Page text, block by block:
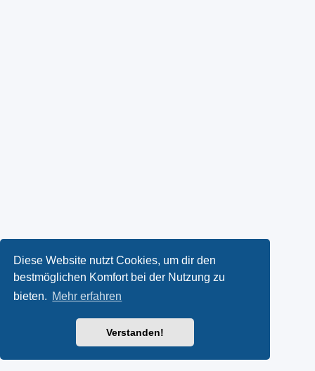
Diese Website nutzt Cookies, um dir den
bestmöglichen Komfort bei der Nutzung zu
bieten. Mehr erfahren
Verstanden!